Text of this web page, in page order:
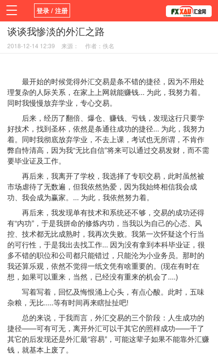
登录 / 注册
首页 新闻 观点
平台
指标EA 书籍
谈谈我惨淡的外汇之路
2018-12-14 12:39 来源： 作者：佚名
最开始的时候觉得外汇交易是条不错的捷径，因为不用处
理复杂的人际关系，在家上上网就能赚钱... 为此，我努力着。
同时我慢慢放弃学业，专心交易。
后来，经历了翻倍、爆仓、赚钱、亏钱，发现这行只要学
好技术，找到圣杯，依然是条通往成功的捷径... 为此，我努力
着。同时我彻底放弃学业，不去上课，考试也无所谓，不肯作
弊自恃清高，因为我“无比自信”将来可以通过交易发财，而不需
要毕业证及工作。
再后来，我离开了学校，我选择了专职交易，此时虽然被
市场虐待了无数遍，但我依然热爱，因为我始终相信我会成
功、我会成为赢家。... 为此，我依然努力着。
再后来，我发现单有技术和系统还不够，交易的成功还得
有“内功”，于是我拼命的修炼内功，当我以为自己的心态、风
控、技术都无比成熟时，我再次失败。我第一次怀疑这个行当
的可行性，于是我出去找工作... 因为没有拿到本科毕业证，很
多不错的职位和公司都只能错过，只能沦为小业务员。那时的
我还算乐观，依然不觉得一纸文凭有啥重要的。(现在有时在
想，如果可以重来，当然，已经没有重来的机会了....)
写着写着，回忆及悔恨涌上心头，有点心酸。此时，五味
杂粮，无比.....等有时间再来瞎扯扯吧!
总的来说，于我而言，外汇交易的三个阶段：人生成功的
捷径——可有可无，离开外汇可以干其它的照样成功——干了
其它的后发现还是外汇最“容易”，可能这辈子如果不能靠外汇赚
钱，就基本上废了。